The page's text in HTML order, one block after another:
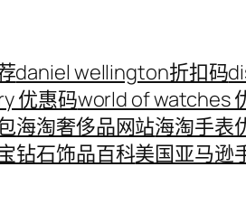
daniel wellington折扣码
优惠码world of watches
海淘奢侈品网站海淘手表
钻石饰品百科美国亚马逊